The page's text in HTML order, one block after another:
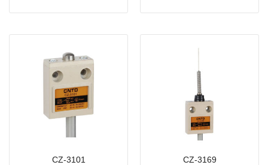
CZ-3101 CZ-3169